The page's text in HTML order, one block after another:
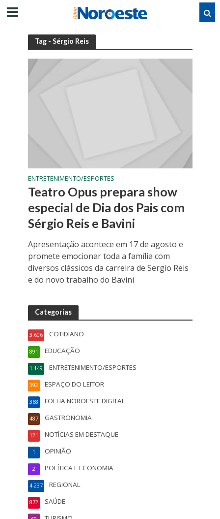
Tag - Sérgio Reis
ENTRETENIMENTO/ESPORTES
Teatro Opus prepara show
especial de Dia dos Pais com
Sérgio Reis e Bavini
Apresentação acontece em 17 de agosto e
promete emocionar toda a família com
diversos clássicos da carreira de Sergio Reis
e do novo trabalho do Bavini
Categorias
COTIDIANO
3.606
EDUCAÇÃO
891
ENTRETENIMENTO/ESPORTES
1.149
ESPAÇO DO LEITOR
392
FOLHA NOROESTE DIGITAL
368
GASTRONOMIA
487
NOTÍCIAS EM DESTAQUE
121
OPINIÃO
1
POLÍTICA E ECONOMIA
2
REGIONAL
4.237
SAÚDE
872